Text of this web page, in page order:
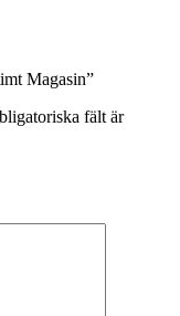
Magasin”
fält är